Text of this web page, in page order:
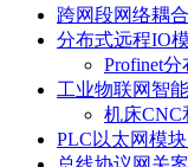
跨网段网络耦
分布式远程IO
Profinet
工业物联网智
机床CNC
PLC以太网模块